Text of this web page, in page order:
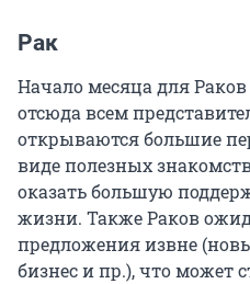
Рак
Начало месяца для
отсюда всем
открываются большие
виде полезных
оказать большую
жизни. Также Раков
предложения извне
бизнес и пр.), что может